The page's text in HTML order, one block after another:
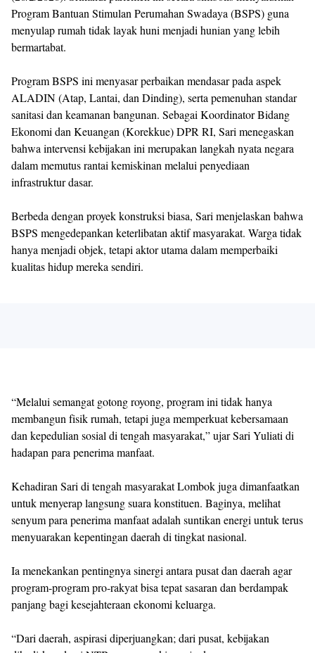
Program Bantuan Stimulan Perumahan Swadaya (BSPS) guna
menyulap rumah tidak layak huni menjadi hunian yang lebih
bermartabat.
Program BSPS ini menyasar perbaikan mendasar pada aspek
ALADIN (Atap, Lantai, dan Dinding), serta pemenuhan standar
sanitasi dan keamanan bangunan. Sebagai Koordinator Bidang
Ekonomi dan Keuangan (Korekkue) DPR RI, Sari menegaskan
bahwa intervensi kebijakan ini merupakan langkah nyata negara
dalam memutus rantai kemiskinan melalui penyediaan
infrastruktur dasar.
Berbeda dengan proyek konstruksi biasa, Sari menjelaskan bahwa
BSPS mengedepankan keterlibatan aktif masyarakat. Warga tidak
hanya menjadi objek, tetapi aktor utama dalam memperbaiki
kualitas hidup mereka sendiri.
“Melalui semangat gotong royong, program ini tidak hanya
membangun fisik rumah, tetapi juga memperkuat kebersamaan
dan kepedulian sosial di tengah masyarakat,” ujar Sari Yuliati di
hadapan para penerima manfaat.
Kehadiran Sari di tengah masyarakat Lombok juga dimanfaatkan
untuk menyerap langsung suara konstituen. Baginya, melihat
senyum para penerima manfaat adalah suntikan energi untuk terus
menyuarakan kepentingan daerah di tingkat nasional.
Ia menekankan pentingnya sinergi antara pusat dan daerah agar
program-program pro-rakyat bisa tepat sasaran dan berdampak
panjang bagi kesejahteraan ekonomi keluarga.
“Dari daerah, aspirasi diperjuangkan; dari pusat, kebijakan